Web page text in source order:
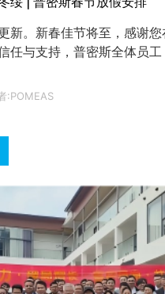
新。新春佳节将至，感谢
任与支持，普密斯全体员工
:POMEAS